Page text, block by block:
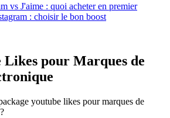
vs J'aime : quoi acheter en premier
: choisir le bon boost
Likes pour Marques de
youtube likes pour marques de